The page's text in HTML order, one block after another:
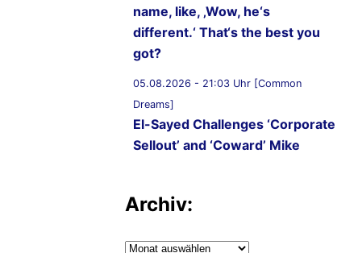
name, like, ‚Wow, he‘s
different.‘ That‘s the best you
got?
05.08.2026 - 21:03 Uhr [Common
Dreams]
El-Sayed Challenges ‘Corporate
Sellout’ and ‘Coward’ Mike
05.08.2026 - 20:36 Uhr
Dr. Abdul El-Sayed Wins
Archiv:
Archiv: